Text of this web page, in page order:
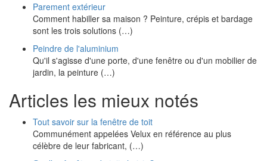
Parement extérieur
Comment habiller sa maison ? Peinture, crépis et bardage
sont les trois solutions (…)
Peindre de l'aluminium
Qu'il s'agisse d'une porte, d'une fenêtre ou d'un mobilier de
jardin, la peinture (…)
Articles les mieux notés
Tout savoir sur la fenêtre de toit
Communément appelées Velux en référence au plus
célèbre de leur fabricant, (…)